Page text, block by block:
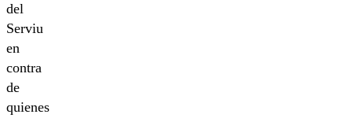
del
Serviu
en
contra
de
quienes